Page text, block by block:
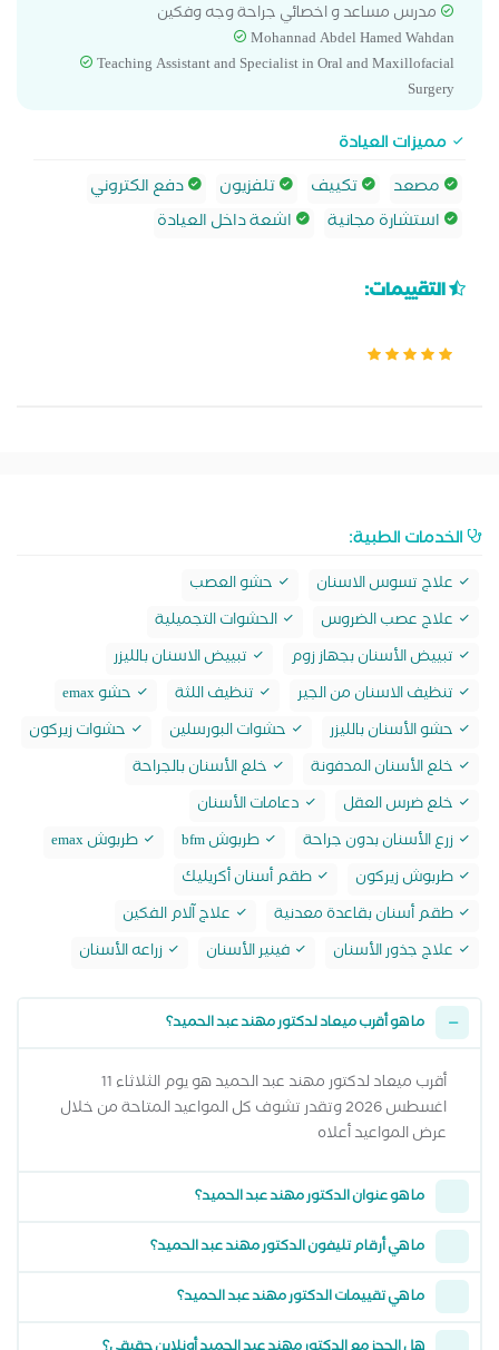
مدرس مساعد و اخصائي جراحة وجه وفكين
Mohannad Abdel Hamed Wahdan
Teaching Assistant and Specialist in Oral and Maxillofacial
Surgery
مميزات العيادة
مصعد
تكييف تلفزيون
دفع الكتروني
استشارة مجانية
اشعة داخل العيادة
التقييمات:
الخدمات الطبية:
علاج تسوس الاسنان
حشو العصب
علاج عصب الضروس
الحشوات التجميلية
تبييض الأسنان بجهاز زوم
تبييض الاسنان بالليزر
تنظيف الاسنان من الجير
تنظيف اللثة
حشو emax
حشو الأسنان بالليزر
حشوات البورسلين
حشوات زيركون
خلع الأسنان المدفونة
خلع الأسنان بالجراحة
خلع ضرس العقل
دعامات الأسنان
زرع الأسنان بدون جراحة
طربوش bfm
طربوش emax
طربوش زيركون
طقم أسنان أكريليك
طقم أسنان بقاعدة معدنية
علاج آلام الفكين
علاج جذور الأسنان
فينير الأسنان زراعه الأسنان
ما هو أقرب ميعاد لدكتور مهند عبد الحميد؟
أقرب ميعاد لدكتور مهند عبد الحميد هو يوم الثلاثاء 11
اغسطس 2026 وتقدر تشوف كل المواعيد المتاحة من خلال
عرض المواعيد أعلاه
ما هو عنوان الدكتور مهند عبد الحميد؟
ما هي أرقام تليفون الدكتور مهند عبد الحميد؟
ما هي تقييمات الدكتور مهند عبد الحميد؟